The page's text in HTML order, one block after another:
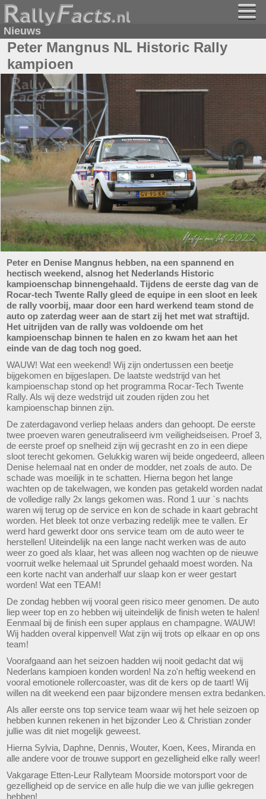
Nieuws
Peter Mangnus NL Historic Rally
kampioen
Peter en Denise Mangnus hebben, na een spannend en
hectisch weekend, alsnog het Nederlands Historic
kampioenschap binnengehaald. Tijdens de eerste dag van de
Rocar-tech Twente Rally gleed de equipe in een sloot en leek
de rally voorbij, maar door een hard werkend team stond de
auto op zaterdag weer aan de start zij het met wat straftijd.
Het uitrijden van de rally was voldoende om het
kampioenschap binnen te halen en zo kwam het aan het
einde van de dag toch nog goed.
WAUW! Wat een weekend! Wij zijn ondertussen een beetje
bijgekomen en bijgeslapen. De laatste wedstrijd van het
kampioenschap stond op het programma Rocar-Tech Twente
Rally. Als wij deze wedstrijd uit zouden rijden zou het
kampioenschap binnen zijn.
De zaterdagavond verliep helaas anders dan gehoopt. De eerste
twee proeven waren geneutraliseerd ivm veiligheidseisen. Proef 3,
de eerste proef op snelheid zijn wij gecrasht en zo in een diepe
sloot terecht gekomen. Gelukkig waren wij beide ongedeerd, alleen
Denise helemaal nat en onder de modder, net zoals de auto. De
schade was moeilijk in te schatten. Hierna begon het lange
wachten op de takelwagen, we konden pas getakeld worden nadat
de volledige rally 2x langs gekomen was. Rond 1 uur `s nachts
waren wij terug op de service en kon de schade in kaart gebracht
worden. Het bleek tot onze verbazing redelijk mee te vallen. Er
werd hard gewerkt door ons service team om de auto weer te
herstellen! Uiteindelijk na een lange nacht werken was de auto
weer zo goed als klaar, het was alleen nog wachten op de nieuwe
voorruit welke helemaal uit Sprundel gehaald moest worden. Na
een korte nacht van anderhalf uur slaap kon er weer gestart
worden! Wat een TEAM!
De zondag hebben wij vooral geen risico meer genomen. De auto
liep weer top en zo hebben wij uiteindelijk de finish weten te halen!
Eenmaal bij de finish een super applaus en champagne. WAUW!
Wij hadden overal kippenvel! Wat zijn wij trots op elkaar en op ons
team!
Voorafgaand aan het seizoen hadden wij nooit gedacht dat wij
Nederlans kampioen konden worden! Na zo'n heftig weekend en
vooral emotionele rollercoaster, was dit de kers op de taart! Wij
willen na dit weekend een paar bijzondere mensen extra bedanken.
Als aller eerste ons top service team waar wij het hele seizoen op
hebben kunnen rekenen in het bijzonder Leo & Christian zonder
jullie was dit niet mogelijk geweest.
Hierna Sylvia, Daphne, Dennis, Wouter, Koen, Kees, Miranda en
alle andere voor de trouwe support en gezelligheid elke rally weer!
Vakgarage Etten-Leur Rallyteam Moorside motorsport voor de
gezelligheid op de service en alle hulp die we van jullie gekregen
hebben!